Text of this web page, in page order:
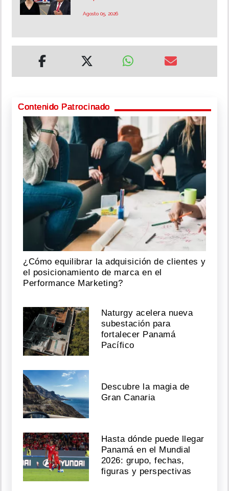
Agosto 05, 2026
Contenido Patrocinado
¿Cómo equilibrar la adquisición de clientes y
el posicionamiento de marca en el
Performance Marketing?
Naturgy acelera nueva
subestación para
fortalecer Panamá
Pacífico
Descubre la magia de
Gran Canaria
Hasta dónde puede llegar
Panamá en el Mundial
2026: grupo, fechas,
figuras y perspectivas